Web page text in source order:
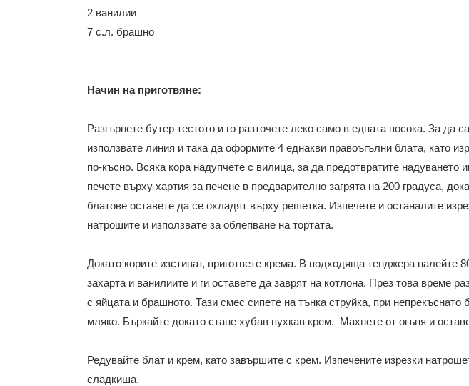
2 ванилии
7 с.л. брашно
Начин на приготвяне:
Разгърнете бутер тестото и го разточете леко само в едната посока. За да
използвате линия и така да оформите 4 еднакви правоъгълни блата, като
по-късно. Всяка кора надупчете с вилица, за да предотвратите надуването
печете върху хартия за печене в предварително загрята на 200 градуса,
блатове оставете да се охладят върху решетка. Изпечете и останалите
натрошите и използвате за облепване на тортата.
Докато корите изстиват, пригответе крема. В подходяща тенджера налейте
захарта и ванилиите и ги оставете да заврят на котлона. През това време
с яйцата и брашното. Тази смес сипете на тънка струйка, при непрекъснато
мляко. Бъркайте докато стане хубав пухкав крем. Махнете от огъня и
Редувайте блат и крем, като завършите с крем. Изпечените изрезки
сладкиша.